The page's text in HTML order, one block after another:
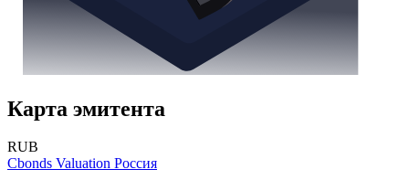
Карта эмитента
RUB
Cbonds Valuation Россия